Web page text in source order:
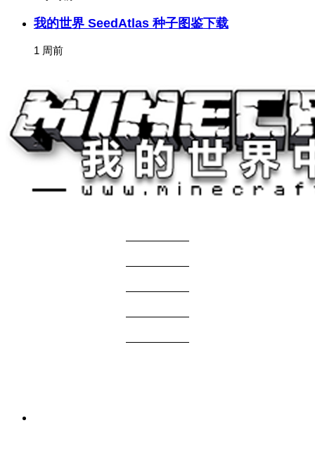
我的世界 SeedAtlas 种子图鉴下载
1 周前
——————
——————
——————
——————
——————